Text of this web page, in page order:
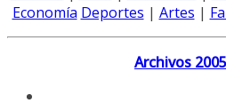
Economía Deportes | Artes |
Archivos